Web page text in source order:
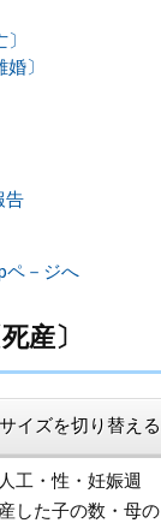
〕
告
ペ－ジへ
産〕
イズを切り替える
工・性・妊娠週
した子の数・母の